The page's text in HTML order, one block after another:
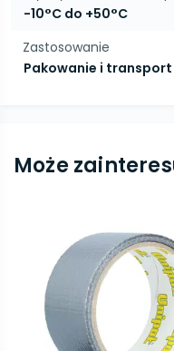
-10°C do +50°C
Zastosowanie
Pakowanie i transport
Może